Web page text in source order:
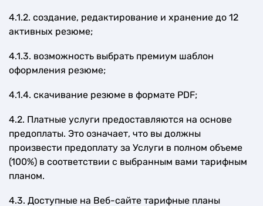
4.1.2. создание, редактирование и хранение до 12
активных резюме;
4.1.3. возможность выбрать премиум шаблон
оформления резюме;
4.1.4. скачивание резюме в формате PDF;
4.2. Платные услуги предоставляются на основе
предоплаты. Это означает, что вы должны
произвести предоплату за Услуги в полном объеме
(100%) в соответствии с выбранным вами тарифным
планом.
4.3. Доступные на Веб-сайте тарифные планы